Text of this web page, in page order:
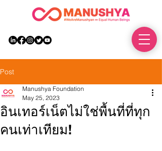
Post
อินเทอร์เน็ตไม่ใช่พื้นที่ที่ทุก
คนเท่าเทียม!
Manushya Foundation
May 25, 2023